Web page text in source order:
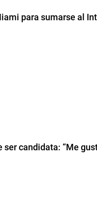
para sumarse al
candidata: “Me